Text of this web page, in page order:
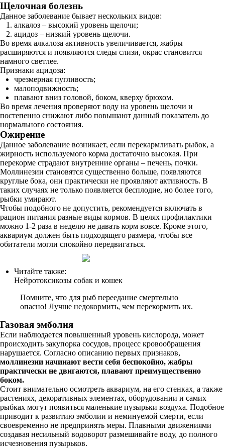
Щелочная болезнь
Данное заболевание бывает нескольких видов:
алкалоз – высокий уровень щелочи;
ацидоз – низкий уровень щелочи.
Во время алкалоза активность увеличивается, жабры
расширяются и появляются следы слизи, окрас становится
намного светлее.
Признаки ацидоза:
чрезмерная пугливость;
малоподвижность;
плавают вниз головой, боком, кверху брюхом.
Во время лечения проверяют воду на уровень щелочи и
постепенно снижают либо повышают данный показатель до
нормального состояния.
Ожирение
Данное заболевание возникает, если перекармливать рыбок, а
жирность используемого корма достаточно высокая. При
перекорме страдают внутренние органы – печень, почки.
Моллинезии становятся существенно больше, появляются
круглые бока, они практически не проявляют активность. В
таких случаях не только появляется бесплодие, но более того,
рыбки умирают.
Чтобы подобного не допустить, рекомендуется включать в
рацион питания разные виды кормов. В целях профилактики
можно 1-2 раза в неделю не давать корм вовсе. Кроме этого,
аквариум должен быть подходящего размера, чтобы все
обитатели могли спокойно передвигаться.
Читайте также:
Нейротоксикозы собак и кошек
Помните, что для рыб переедание смертельно
опасно! Лучше недокормить, чем перекормить их.
Газовая эмболия
Если наблюдается повышенный уровень кислорода, может
происходить закупорка сосудов, процесс кровообращения
нарушается. Согласно описанию первых признаков,
моллинезии начинают вести себя беспокойно, жабры
практически не двигаются, плавают преимущественно
боком.
Стоит внимательно осмотреть аквариум, на его стенках, а также
растениях, декоративных элементах, оборудовании и самих
рыбках могут появиться маленькие пузырьки воздуха. Подобное
приводит к развитию эмболии и неминуемой смерти, если
своевременно не предпринять меры. Плавными движениями
создавая несильный водоворот размешивайте воду, до полного
исчезновения пузырьков.